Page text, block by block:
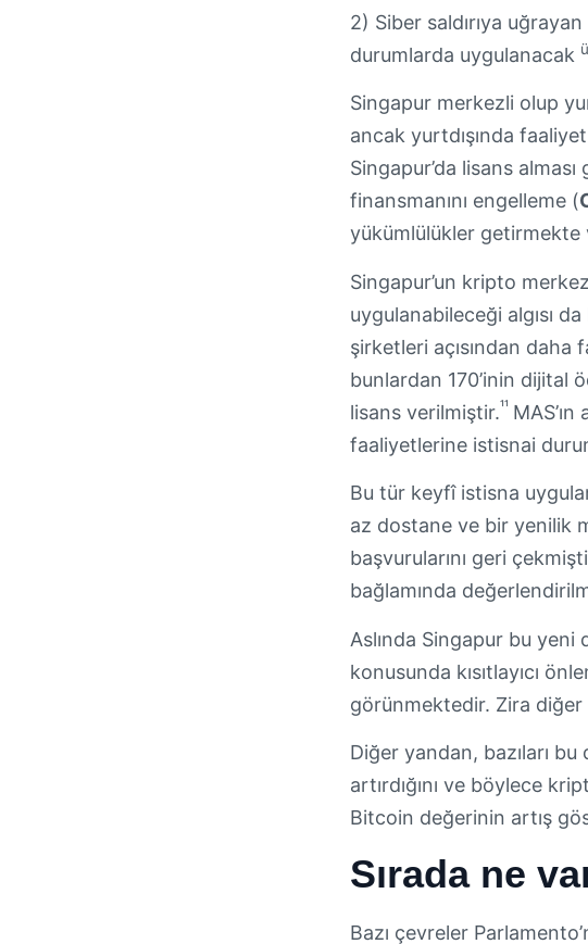
2) Siber saldırıya
durumlarda uygulanacak
Singapur merkezli olup
ancak yurtdışında
Singapur’da lisans
finansmanını engelleme (
yükümlülükler getirmekte
Singapur’un kripto
uygulanabileceği algısı
şirketleri açısından daha
bunlardan 170’inin dijital
lisans verilmiştir.¹¹
faaliyetlerine istisnai
Bu tür keyfî istisna
az dostane ve bir yenilik
başvurularını geri
bağlamında
Aslında Singapur bu
konusunda kısıtlayıcı
görünmektedir. Zira
Diğer yandan, bazıları
artırdığını ve böylece
Bitcoin değerinin artış
Sırada ne
Bazı çevreler